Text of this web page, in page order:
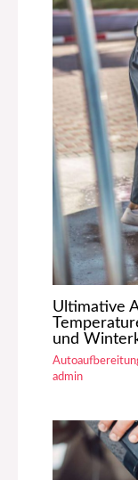
Ultimative
und
admin